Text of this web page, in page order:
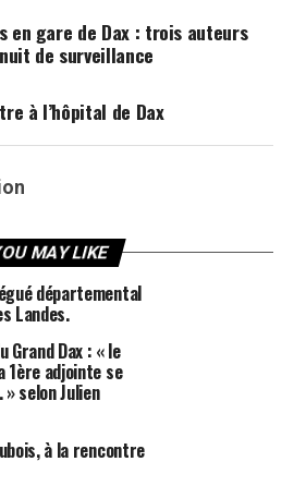
gare de Dax : trois auteurs
de surveillance
à l’hôpital de Dax
MAY LIKE
départemental
Landes.
Grand Dax : « le
1ère adjointe se
selon Julien
à la rencontre